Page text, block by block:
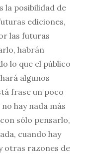
la posibilidad de
ediciones,
las futuras
habrán
lo que el público
algunos
frase un poco
hay nada más
sólo pensarlo,
cuando hay
otras razones de